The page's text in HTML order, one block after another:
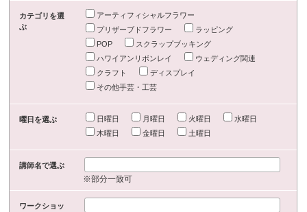
カテゴリを選
ぶ
アーティフィシャルフラワー
プリザーブドフラワー
ラッピング
POP
スクラップブッキング
ハワイアンリボンレイ
ウェディング関連
クラフト
ディスプレイ
その他手芸・工芸
曜日を選ぶ 日曜日 月曜日 火曜日
水曜日
木曜日
金曜日 土曜日
講師名で選ぶ
※部分一致可
ワークショッ